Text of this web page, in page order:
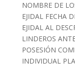
NOMBRE DE
EJIDAL FECHA
EJIDAL AL
LINDEROS
POSESIÓN
INDIVIDUAL